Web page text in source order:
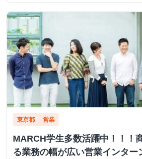
東京都 営業
MARCH学生多数活躍中！！！
る業務の幅が広い営業インター